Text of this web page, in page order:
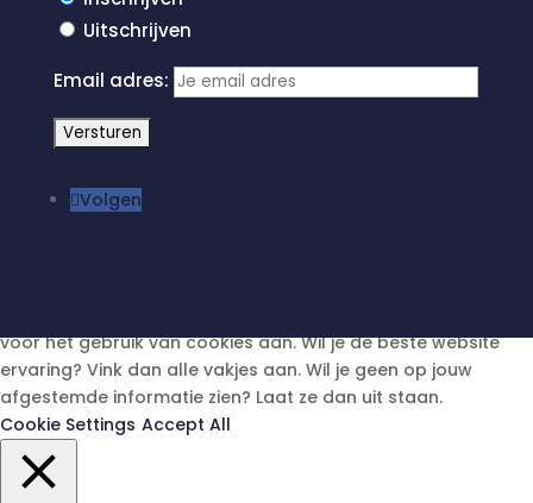
Uitschrijven
Email adres:
Volgen
voor het gebruik van cookies aan. Wil je de beste website
ervaring? Vink dan alle vakjes aan. Wil je geen op jouw
afgestemde informatie zien? Laat ze dan uit staan.
Cookie Settings Accept All